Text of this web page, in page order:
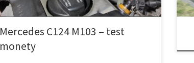
Mercedes C124 M103 – test
monety